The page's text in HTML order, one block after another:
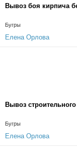
Вывоз боя кирпича
Бугры
Елена Орлова
Вывоз
Бугры
Елена Орлова